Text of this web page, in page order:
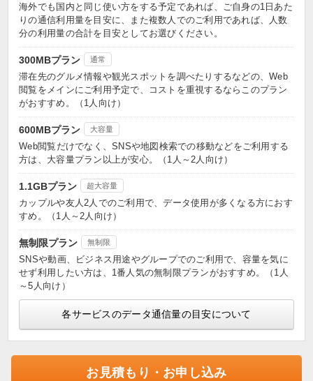
海外でも国内と同じ使い方をする予定であれば、ご自身の1日あた
りの通信利用量を目安に、また複数人でのご利用であれば、人数
分の利用量の合計を目安としてお選びください。
300MBプラン 通常
滞在先のグルメ情報や観光スポットを調べたりするなどの、Web
閲覧をメインにご利用予定で、コストを重視するならこのプラン
がおすすめ。（1人向け）
600MBプラン 大容量
Web閲覧だけでなく、SNSや地図検索での移動などをご利用する
方は、大容量プラン以上が安心。（1人～2人向け）
1.1GBプラン 超大容量
カップルや友人2人でのご利用で、データ使用が多くなる方におす
すめ。（1人～2人向け）
無制限プラン 無制限
SNSや動画、ビジネス用途やグループでのご利用で、容量を気に
せず利用したい方は、1番人気の無制限プランがおすすめ。（1人
～5人向け）
各サービスのデータ通信量の目安について
お見積もり・お申し込み